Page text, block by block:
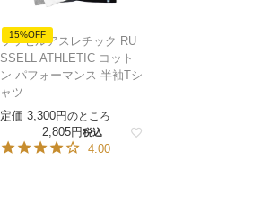
15%OFF
ラッセルアスレチック RU
SSELL ATHLETIC コット
ン パフォーマンス 半袖Tシ
ャツ
定価 3,300 のところ
2,805 税込
4.00